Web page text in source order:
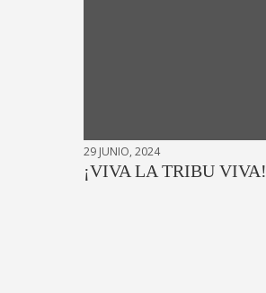
29 JUNIO, 2024
¡VIVA LA TRIBU VIVA!